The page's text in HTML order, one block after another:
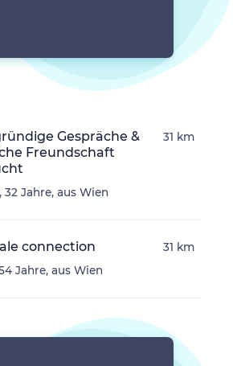
Gespräche &
Freundschaft
32 Jahre, aus Wien
31 km
connection
Jahre, aus Wien
31 km